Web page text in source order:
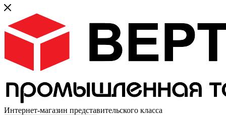
Интернет-магазин представительского класса